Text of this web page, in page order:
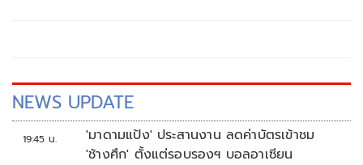
NEWS UPDATE
19:45 น.
'มาดามแป้ง' ประสานงาน ลดค่าบัตรเข้าชม
'ช้างศึก' ตั้งแต่รอบรองฯ บอลอาเซียน